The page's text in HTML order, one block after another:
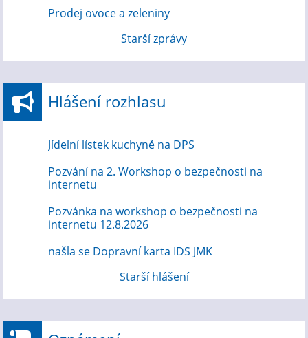
Prodej ovoce a zeleniny
Starší zprávy
Hlášení rozhlasu
Jídelní lístek kuchyně na DPS
Pozvání na 2. Workshop o bezpečnosti na
internetu
Pozvánka na workshop o bezpečnosti na
internetu 12.8.2026
našla se Dopravní karta IDS JMK
Starší hlášení